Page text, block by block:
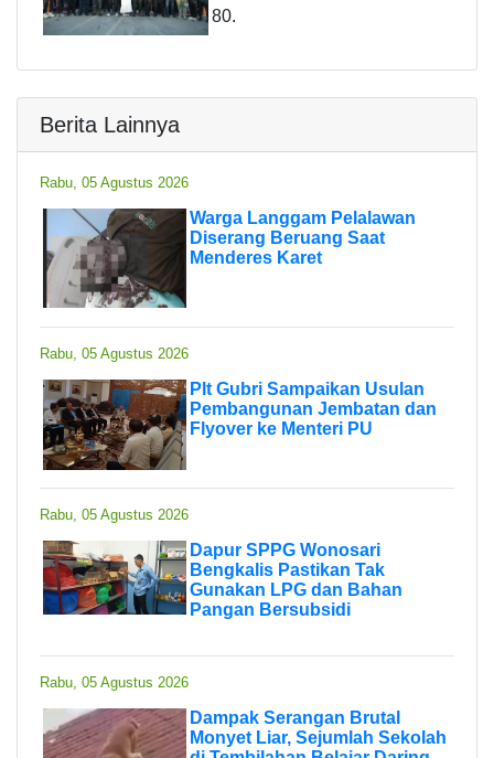
80.
Berita Lainnya
Rabu, 05 Agustus 2026
Warga Langgam Pelalawan
Diserang Beruang Saat
Menderes Karet
Rabu, 05 Agustus 2026
Plt Gubri Sampaikan Usulan
Pembangunan Jembatan dan
Flyover ke Menteri PU
Rabu, 05 Agustus 2026
Dapur SPPG Wonosari
Bengkalis Pastikan Tak
Gunakan LPG dan Bahan
Pangan Bersubsidi
Rabu, 05 Agustus 2026
Dampak Serangan Brutal
Monyet Liar, Sejumlah Sekolah